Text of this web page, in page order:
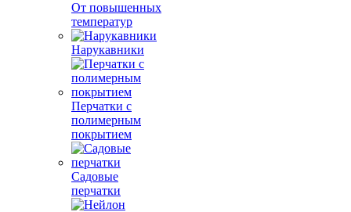
От повышенных
температур
Нарукавники
Перчатки с
полимерным
покрытием
Садовые
перчатки